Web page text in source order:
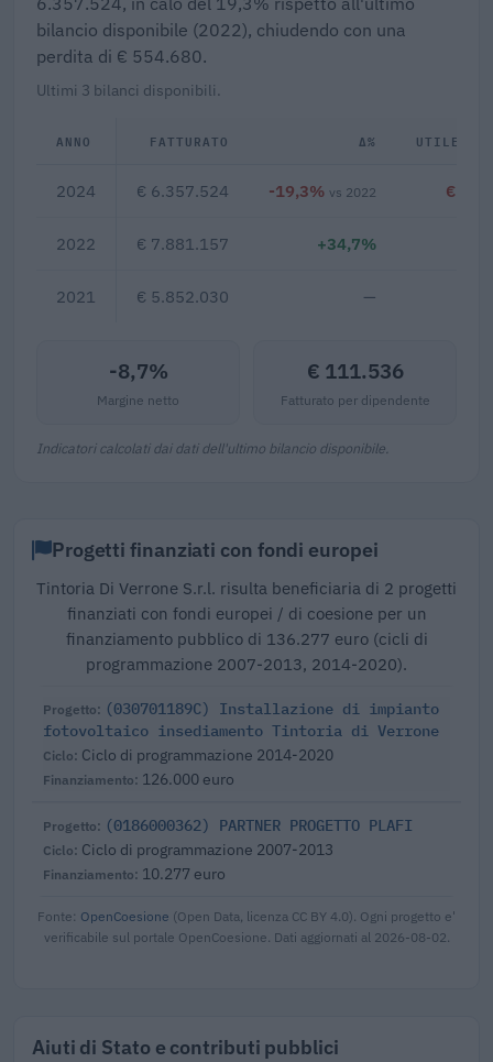
bilancio disponibile (2022), chiudendo con una
perdita di € 554.680.
Ultimi 3 bilanci disponibili.
ANNO FATTURATO Δ% UTILE/
2024 € 6.357.524 -19,3% vs 2022 € -
2022 € 7.881.157 +34,7%
2021 € 5.852.030 —
-8,7%
Margine netto
€ 111.536
Fatturato per dipendente
Indicatori calcolati dai dati dell'ultimo bilancio disponibile.
Progetti finanziati con fondi europei
Tintoria Di Verrone S.r.l. risulta beneficiaria di 2 progetti
finanziati con fondi europei / di coesione per un
finanziamento pubblico di 136.277 euro (cicli di
programmazione 2007-2013, 2014-2020).
(030701189C) Installazione di impianto
fotovoltaico insediamento Tintoria di Verrone
Ciclo di programmazione 2014-2020
126.000 euro
(0186000362) PARTNER PROGETTO PLAFI
Ciclo di programmazione 2007-2013
10.277 euro
Fonte: OpenCoesione (Open Data, licenza CC BY 4.0). Ogni progetto e'
verificabile sul portale OpenCoesione. Dati aggiornati al 2026-08-02.
Aiuti di Stato e contributi pubblici